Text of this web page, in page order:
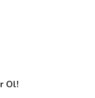
Ol!